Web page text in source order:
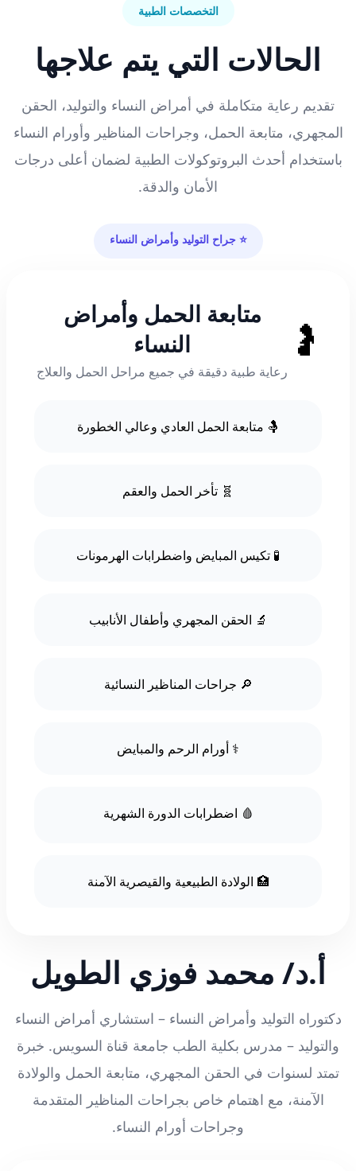
التخصصات الطبية
الحالات التي يتم علاجها
تقديم رعاية متكاملة في أمراض النساء والتوليد، الحقن
المجهري، متابعة الحمل، وجراحات المناظير وأورام النساء
باستخدام أحدث البروتوكولات الطبية لضمان أعلى درجات
الأمان والدقة.
⭐ جراح التوليد وأمراض النساء
🤰
متابعة الحمل وأمراض
النساء
رعاية طبية دقيقة في جميع مراحل الحمل والعلاج
🤱 متابعة الحمل العادي وعالي الخطورة
🧬 تأخر الحمل والعقم
🧪 تكيس المبايض واضطرابات الهرمونات
🔬 الحقن المجهري وأطفال الأنابيب
🔎 جراحات المناظير النسائية
⚕️ أورام الرحم والمبايض
🩸 اضطرابات الدورة الشهرية
🏥 الولادة الطبيعية والقيصرية الآمنة
أ.د/ محمد فوزي الطويل
دكتوراه التوليد وأمراض النساء – استشاري أمراض النساء
والتوليد – مدرس بكلية الطب جامعة قناة السويس. خبرة
تمتد لسنوات في الحقن المجهري، متابعة الحمل والولادة
الآمنة، مع اهتمام خاص بجراحات المناظير المتقدمة
وجراحات أورام النساء.